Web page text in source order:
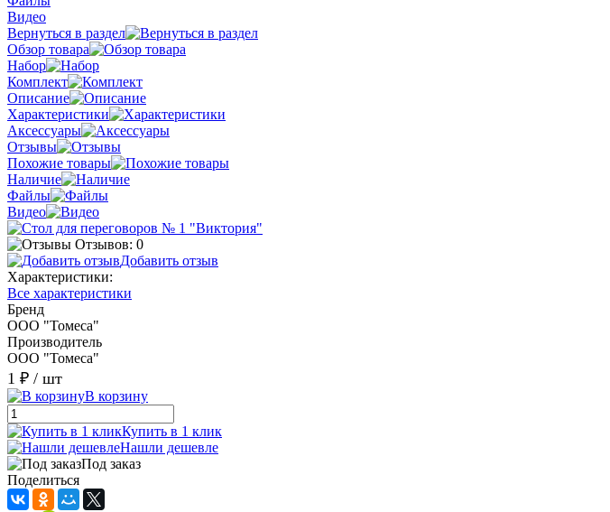
Видео
Вернуться в раздел
Обзор товара
Набор
Комплект
Описание
Характеристики
Аксессуары
Отзывы
Похожие товары
Наличие
Файлы
Видео
Отзывов: 0
Добавить отзыв
Характеристики:
Все характеристики
Бренд
ООО "Томеса"
Производитель
ООО "Томеса"
1 ₽ / шт
В корзину
Купить в 1 клик
Нашли дешевле
Под заказ
Поделиться